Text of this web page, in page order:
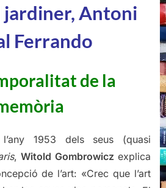
jardiner, Antoni
Ferrando
de la
1953 dels seus (quasi
, Witold Gombrowicz explica
de l’art: «Crec que l’art